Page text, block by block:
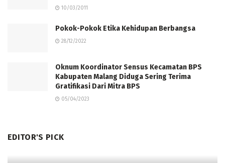
10/03/2011
Pokok-Pokok Etika Kehidupan Berbangsa
28/12/2022
Oknum Koordinator Sensus Kecamatan BPS
Kabupaten Malang Diduga Sering Terima
Gratifikasi Dari Mitra BPS
05/04/2023
EDITOR'S PICK